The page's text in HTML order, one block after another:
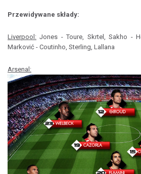
Przewidywane składy:
Liverpool: Jones - Toure, Skrtel, Sakho -
Marković - Coutinho, Sterling, Lallana
Arsenal: